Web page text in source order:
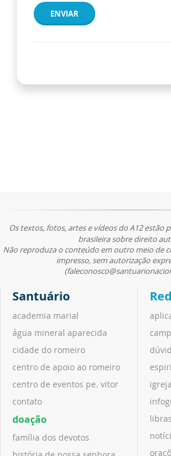
ENVIAR
Os textos, fotos, artes e vídeos do A12 estão
brasileira sobre direito
Não reproduza o conteúdo em outro meio de
impresso, sem autorização
Santuário
academia marial
água mineral aparecida
cidade do romeiro
centro de apoio ao romeiro
centro de eventos pe. vitor
contato
doação
família dos devotos
igreja
libras